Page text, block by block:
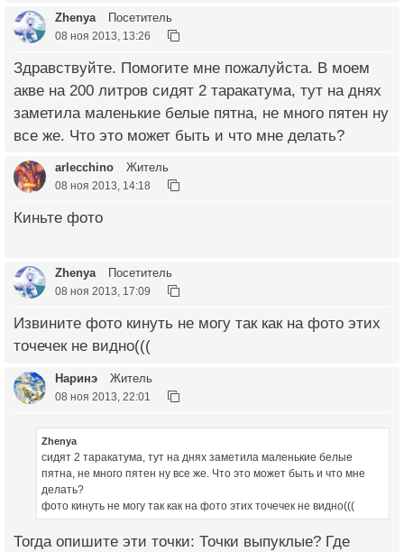
Zhenya Посетитель
08 ноя 2013, 13:26
Здравствуйте. Помогите мне пожалуйста. В моем
акве на 200 литров сидят 2 таракатума, тут на днях
заметила маленькие белые пятна, не много пятен ну
все же. Что это может быть и что мне делать?
arlecchino Житель
08 ноя 2013, 14:18
Киньте фото
Zhenya Посетитель
08 ноя 2013, 17:09
Извините фото кинуть не могу так как на фото этих
точечек не видно(((
Наринэ Житель
08 ноя 2013, 22:01
Zhenya
сидят 2 таракатума, тут на днях заметила маленькие белые
пятна, не много пятен ну все же. Что это может быть и что мне
делать?
фото кинуть не могу так как на фото этих точечек не видно(((
Тогда опишите эти точки: Точки выпуклые? Где